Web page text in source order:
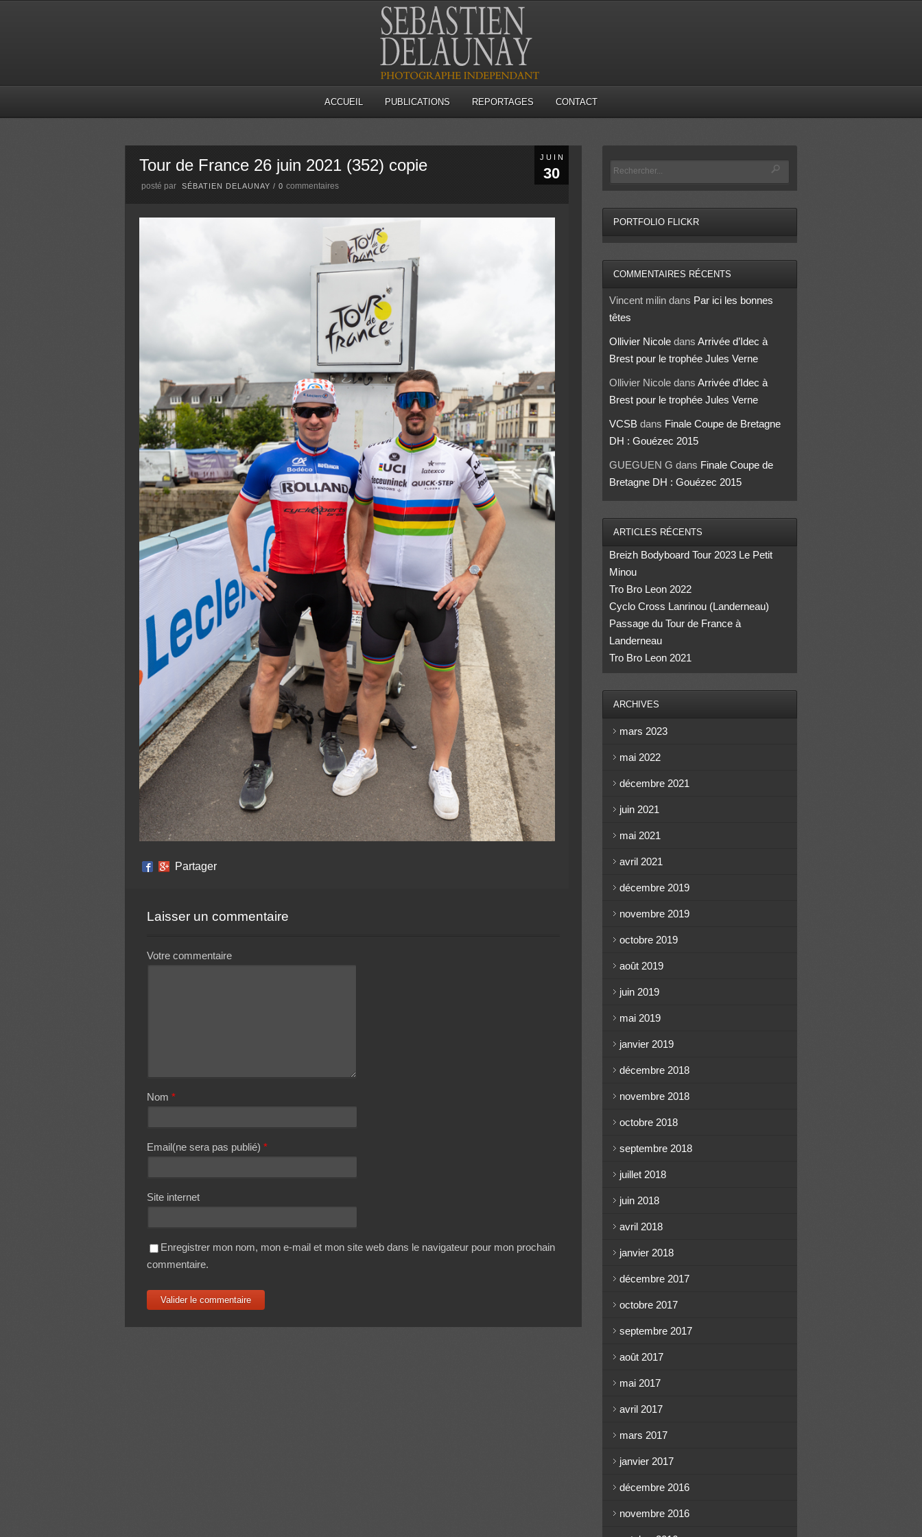
ACCUEIL PUBLICATIONS REPORTAGES CONTACT
JUIN
30
Tour de France 26 juin 2021 (352) copie
posté par SÉBATIEN DELAUNAY / 0 commentaires
Partager
Laisser un commentaire
Votre commentaire
Nom *
Email(ne sera pas publié) *
Site internet
Enregistrer mon nom, mon e-mail et mon site web dans le navigateur pour mon prochain
commentaire.
PORTFOLIO FLICKR
COMMENTAIRES RÉCENTS
Vincent milindans Par ici les bonnes
têtes
Ollivier Nicoledans Arrivée d’Idec à
Brest pour le trophée Jules Verne
Ollivier Nicoledans Arrivée d’Idec à
Brest pour le trophée Jules Verne
VCSBdans Finale Coupe de Bretagne
DH : Gouézec 2015
GUEGUEN G dans Finale Coupe de
Bretagne DH : Gouézec 2015
ARTICLES RÉCENTS
Breizh Bodyboard Tour 2023 Le Petit
Minou
Tro Bro Leon 2022
Cyclo Cross Lanrinou (Landerneau)
Passage du Tour de France à
Landerneau
Tro Bro Leon 2021
ARCHIVES
mars 2023
mai 2022
décembre 2021
juin 2021
mai 2021
avril 2021
décembre 2019
novembre 2019
octobre 2019
août 2019
juin 2019
mai 2019
janvier 2019
décembre 2018
novembre 2018
octobre 2018
septembre 2018
juillet 2018
juin 2018
avril 2018
janvier 2018
décembre 2017
octobre 2017
septembre 2017
août 2017
mai 2017
avril 2017
mars 2017
janvier 2017
décembre 2016
novembre 2016